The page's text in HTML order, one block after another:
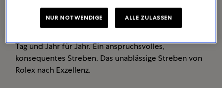
Wort „Perpetual“ wider, die die Marke seit ihrer
Gründung beflügelt, viele geschickte Menschen in die
Tag und Jahr für Jahr. Ein anspruchsvolles,
konsequentes Streben. Das unablässige Streben von
Rolex nach Exzellenz.
NUR NOTWENDIGE ALLE ZULASSEN